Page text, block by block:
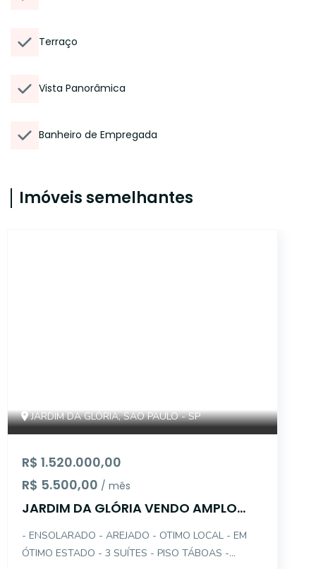
Terraço
Vista Panorâmica
Banheiro de Empregada
Imóveis semelhantes
JARDIM DA GLÓRIA, SAO PAULO - SP
R$ 1.520.000,00
R$ 5.500,00 / mês
JARDIM DA GLÓRIA VENDO AMPLO
- ENSOLARADO - AREJADO - OTIMO LOCAL - EM
ÓTIMO ESTADO - 3 SUÍTES - PISO TÁBOAS -